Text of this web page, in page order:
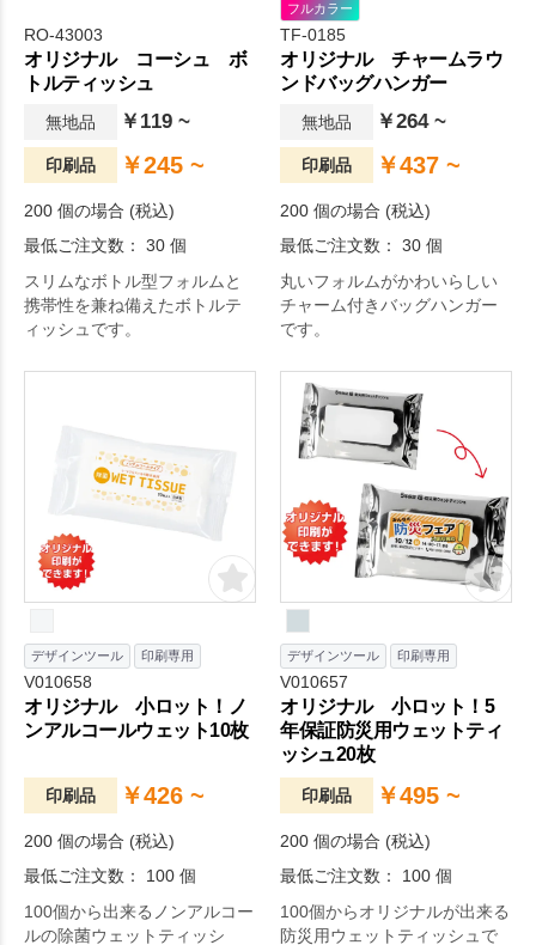
RO-43003
オリジナル コーシュ ボ
トルティッシュ
無地品 ￥119 ~
印刷品 ￥245 ~
200 個の場合 (税込)
最低ご注文数： 30 個
スリムなボトル型フォルムと
携帯性を兼ね備えたボトルテ
ィッシュです。
フルカラー
TF-0185
オリジナル チャームラウ
ンドバッグハンガー
無地品 ￥264 ~
印刷品 ￥437 ~
200 個の場合 (税込)
最低ご注文数： 30 個
丸いフォルムがかわいらしい
チャーム付きバッグハンガー
です。
デザインツール 印刷専用
V010658
オリジナル 小ロット！ノ
ンアルコールウェット10枚
印刷品 ￥426 ~
200 個の場合 (税込)
最低ご注文数： 100 個
100個から出来るノンアルコー
ルの除菌ウェットティッシ
デザインツール 印刷専用
V010657
オリジナル 小ロット！5
年保証防災用ウェットティ
ッシュ20枚
印刷品 ￥495 ~
200 個の場合 (税込)
最低ご注文数： 100 個
100個からオリジナルが出来る
防災用ウェットティッシュで